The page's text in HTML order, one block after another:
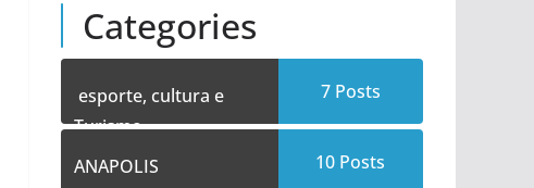
Categories
esporte, cultura e
Turismo
7 Posts
ANAPOLIS 10 Posts